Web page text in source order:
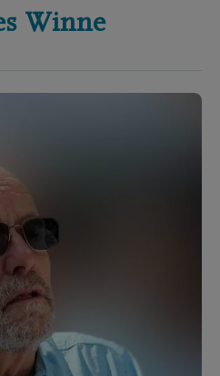
Winne